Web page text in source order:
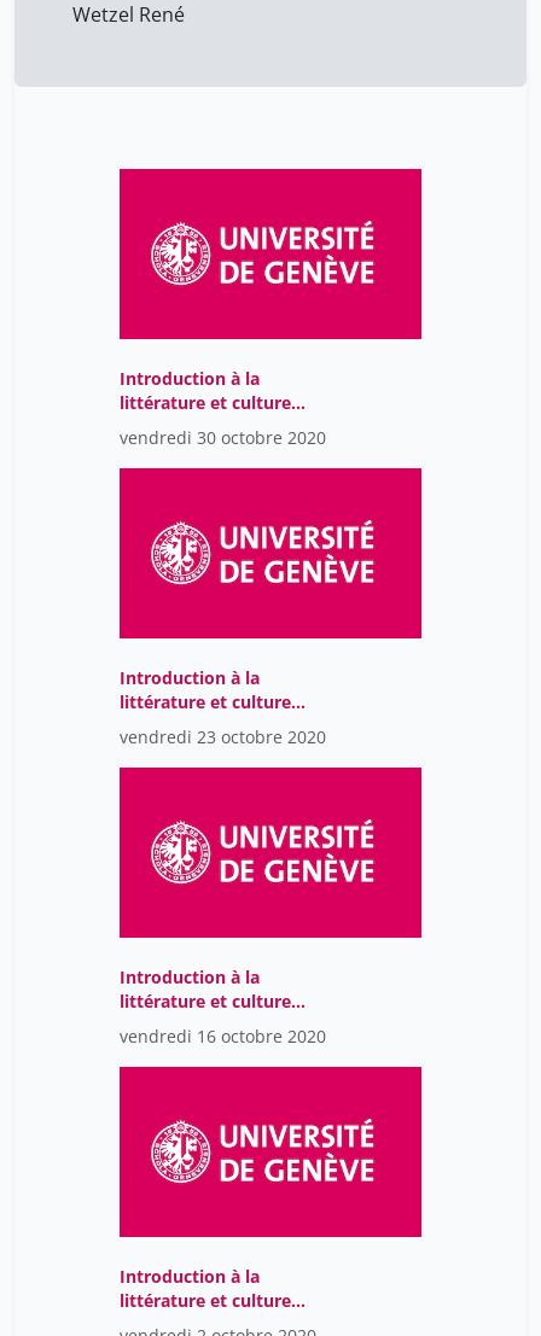
Wetzel René
Introduction à la
littérature et culture
allemandes médiévales
(CR, en allemand)
vendredi 30 octobre 2020
Introduction à la
littérature et culture
allemandes médiévales
(CR, en allemand)
vendredi 23 octobre 2020
Introduction à la
littérature et culture
allemandes médiévales
(CR, en allemand)
vendredi 16 octobre 2020
Introduction à la
littérature et culture
allemandes médiévales